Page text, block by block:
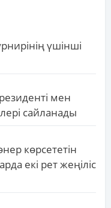
үшінші
мен
сайланады
көрсететін
екі рет жеңіліс